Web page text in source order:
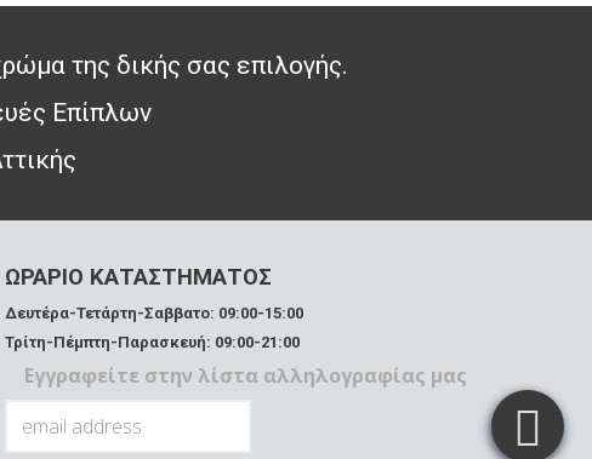
της δικής σας επιλογής.
Επίπλων
ΩΡΑΡΙΟ ΚΑΤΑΣΤΗΜΑΤΟΣ
Δευτέρα-Τετάρτη-Σαββατο: 09:00-15:00
Τρίτη-Πέμπτη-Παρασκευή: 09:00-21:00
Εγγραφείτε στην λίστα αλληλογραφίας μας